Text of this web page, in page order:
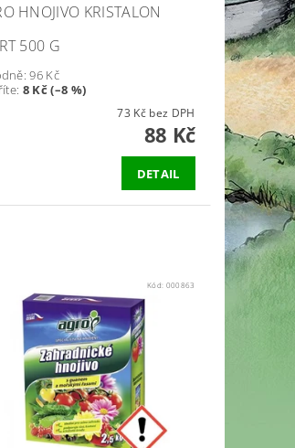
HNOJIVO KRISTALON
500 G
96 Kč
: 8 Kč (–8 %)
73 Kč bez DPH
88 Kč
DETAIL
Kód: 000863